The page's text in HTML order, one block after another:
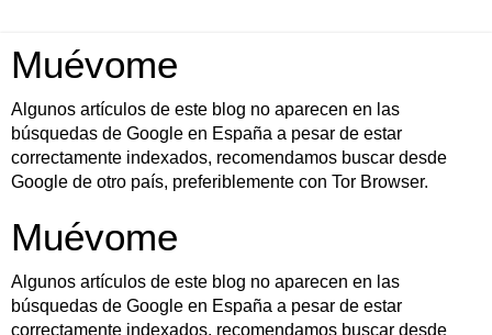
Muévome
Algunos artículos de este blog no aparecen en las
búsquedas de Google en España a pesar de estar
correctamente indexados, recomendamos buscar desde
Google de otro país, preferiblemente con Tor Browser.
Muévome
Algunos artículos de este blog no aparecen en las
búsquedas de Google en España a pesar de estar
correctamente indexados, recomendamos buscar desde